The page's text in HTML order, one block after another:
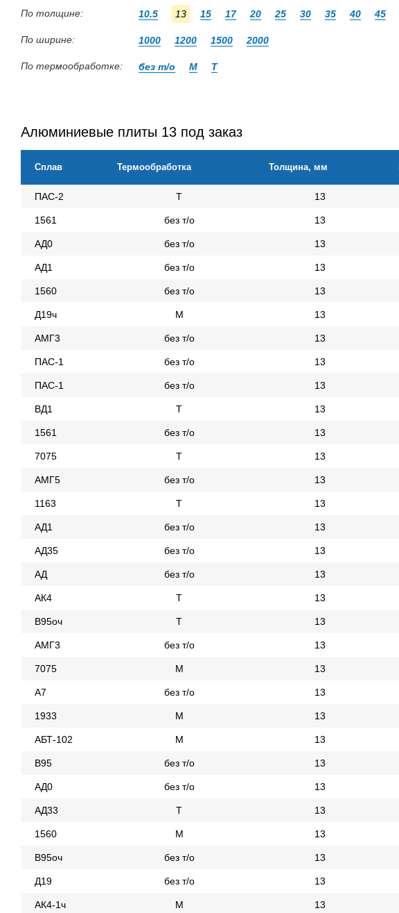
По толщине: 10.5 13 15 17 20 25 30 35 40 45
По ширине: 1000 1200 1500 2000
По термообработке: без т/о М Т
Алюминиевые плиты 13 под заказ
Сплав Термообработка Толщина, мм
ПАС-2 Т 13
1561 без т/о 13
АД0 без т/о 13
АД1 без т/о 13
1560 без т/о 13
Д19ч М 13
АМГ3 без т/о 13
ПАС-1 без т/о 13
ПАС-1 без т/о 13
ВД1 Т 13
1561 без т/о 13
7075 Т 13
АМГ5 без т/о 13
1163 Т 13
АД1 без т/о 13
АД35 без т/о 13
АД без т/о 13
АК4 Т 13
В95оч Т 13
АМГ3 без т/о 13
7075 М 13
А7 без т/о 13
1933 М 13
АБТ-102 М 13
В95 без т/о 13
АД0 без т/о 13
АД33 Т 13
1560 М 13
В95оч без т/о 13
Д19 без т/о 13
АК4-1ч М 13